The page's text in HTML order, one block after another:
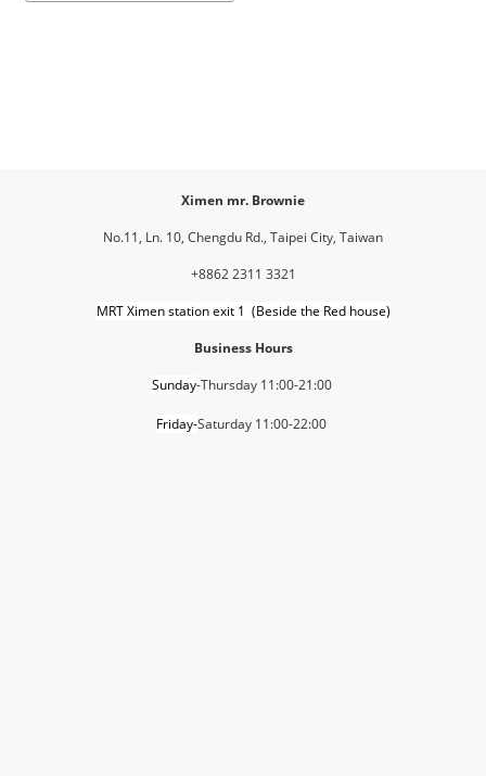
Ximen mr. Brownie
No.11, Ln. 10, Chengdu Rd., Taipei City, Taiwan
+8862 2311 3321
MRT Ximen station exit 1 (Beside the Red house)
Business Hours
Sunday-Thursday 11:00-21:00
Friday-Saturday 11:00-22:00